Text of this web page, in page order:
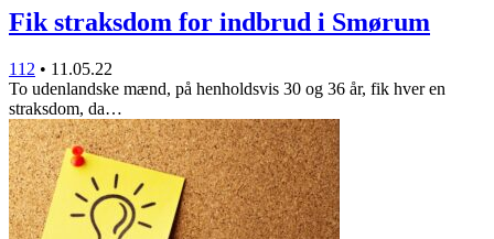
Fik straksdom for indbrud i Smørum
112 • 11.05.22
To udenlandske mænd, på henholdsvis 30 og 36 år, fik hver en
straksdom, da…